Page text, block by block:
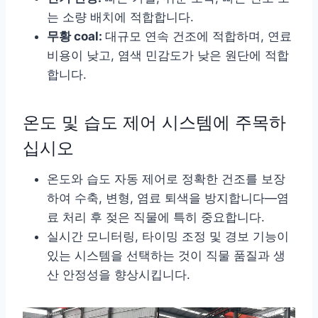
는 소량 배치에 적합합니다.
무황 coal: 대규모 연속 건조에 적합하며, 연료
비용이 낮고, 염색 민감도가 낮은 원단에 적합
합니다.
온도 및 습도 제어 시스템에 주목하
십시오
온도와 습도 자동 제어로 정확한 건조를 보장
하여 수축, 변형, 염료 퇴색을 방지합니다—염
료 처리 후 젖은 직물에 특히 중요합니다.
실시간 모니터링, 타이밍 조정 및 경보 기능이
있는 시스템을 선택하는 것이 직물 품질과 생
산 안정성을 향상시킵니다.